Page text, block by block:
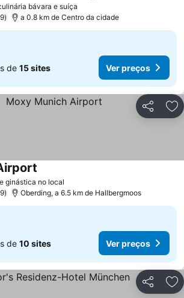
bávara e suíça
a 0.8 km de Centro da cidade
de 15 sites Ver preços
Partilhar
ginástica no local
Oberding, a 6.5 km de Hallbergmoos
de 10 sites Ver preços
Partilhar